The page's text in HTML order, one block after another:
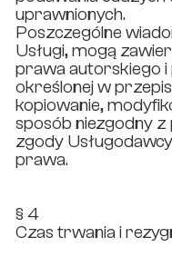
uprawnionych.
Poszczególne
Usługi, mogą
prawa autorskiego i
określonej w
kopiowanie,
sposób niezgodny
zgody
prawa.
§ 4
Czas trwania i